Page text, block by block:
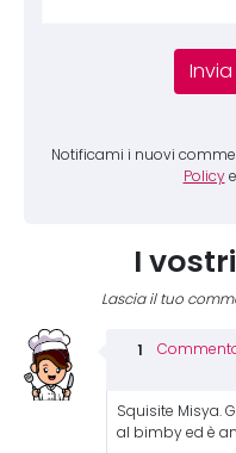
Notificami i nuovi
Policy
I
Lascia il tuo
Squisite Misya.
al bimby ed è